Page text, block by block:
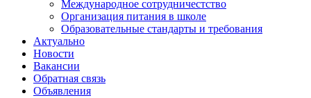
Международное сотрудничестство
Организация питания в школе
Образовательные стандарты и требования
Актуально
Новости
Вакансии
Обратная связь
Объявления